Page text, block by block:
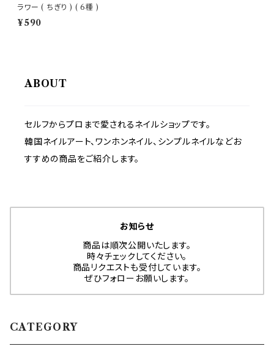
ラワー ( ちぎり ) ( 6種 )
¥590
ABOUT
セルフからプロまで愛されるネイルショップです。
韓国ネイルアート、ワンホンネイル、シンプルネイルなどお
すすめの商品をご紹介します。
お知らせ
商品は順次公開いたします。
時々チェックしてください。
商品リクエストも受付しています。
ぜひフォローお願いします。
CATEGORY